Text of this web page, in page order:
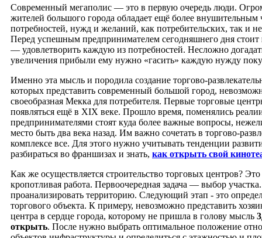
Современный мегаполис — это в первую очередь люди.
жителей большого города обладает ещё более внушительным
потребностей, нужд и желаний, как потребительских, так и
Перед успешным предпринимателем сегодняшнего дня стоит
— удовлетворить каждую из потребностей. Несложно
увеличения прибыли ему нужно «гасить» каждую нужду
Именно эта мысль и породила создание торгово-
которых представить современный большой город,
своеобразная Мекка для потребителя. Первые торговые
появляться ещё в XIX веке. Прошло время, поменялись
предпринимателями стоят куда более важные вопросы,
место быть два века назад. Им важно сочетать в торгово-
комплексе все. Для этого нужно учитывать тенденции
разбираться во франшизах и знать, как открыть свой
Как же осуществляется строительство торговых центров? Это
кропотливая работа. Первоочередная задача — выбор
проанализировать территорию. Следующий этап - это
торгового объекта. К примеру, невозможно представить
центра в сердце города, которому не пришла в голову мысль
открыть. После нужно выбрать оптимальное положение